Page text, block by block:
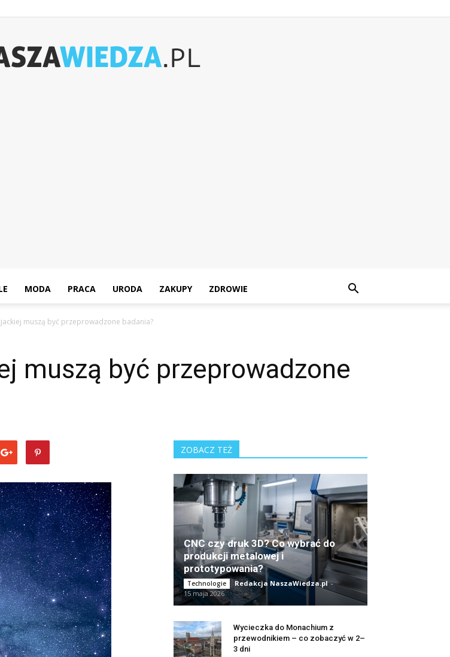
MODA PRACA URODA ZAKUPY ZDROWIE
muszą być przeprowadzone badania?
muszą być przeprowadzone
ZOBACZ TEŻ
CNC czy druk 3D? Co wybrać do
produkcji metalowej i
prototypowania?
Technologie Redakcja NaszaWiedza.pl -
15 maja 2026
Wycieczka do Monachium z
przewodnikiem – co zobaczyć w 2–
3 dni